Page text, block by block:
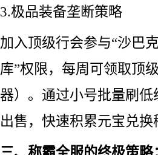
3.极品装备垄断策略
加入顶级行会参与“沙巴
库”权限，每周可领取顶
器）。通过小号批量刷
出售，快速积累元宝兑换